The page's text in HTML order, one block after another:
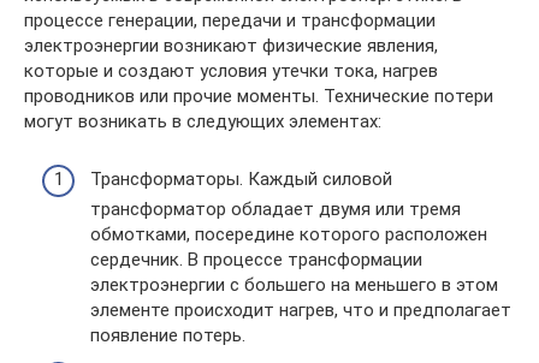
процессе генерации, передачи и трансформации
электроэнергии возникают физические явления,
которые и создают условия утечки тока, нагрев
проводников или прочие моменты. Технические потери
могут возникать в следующих элементах:
Трансформаторы. Каждый силовой
трансформатор обладает двумя или тремя
обмотками, посередине которого расположен
сердечник. В процессе трансформации
электроэнергии с большего на меньшего в этом
элементе происходит нагрев, что и предполагает
появление потерь.